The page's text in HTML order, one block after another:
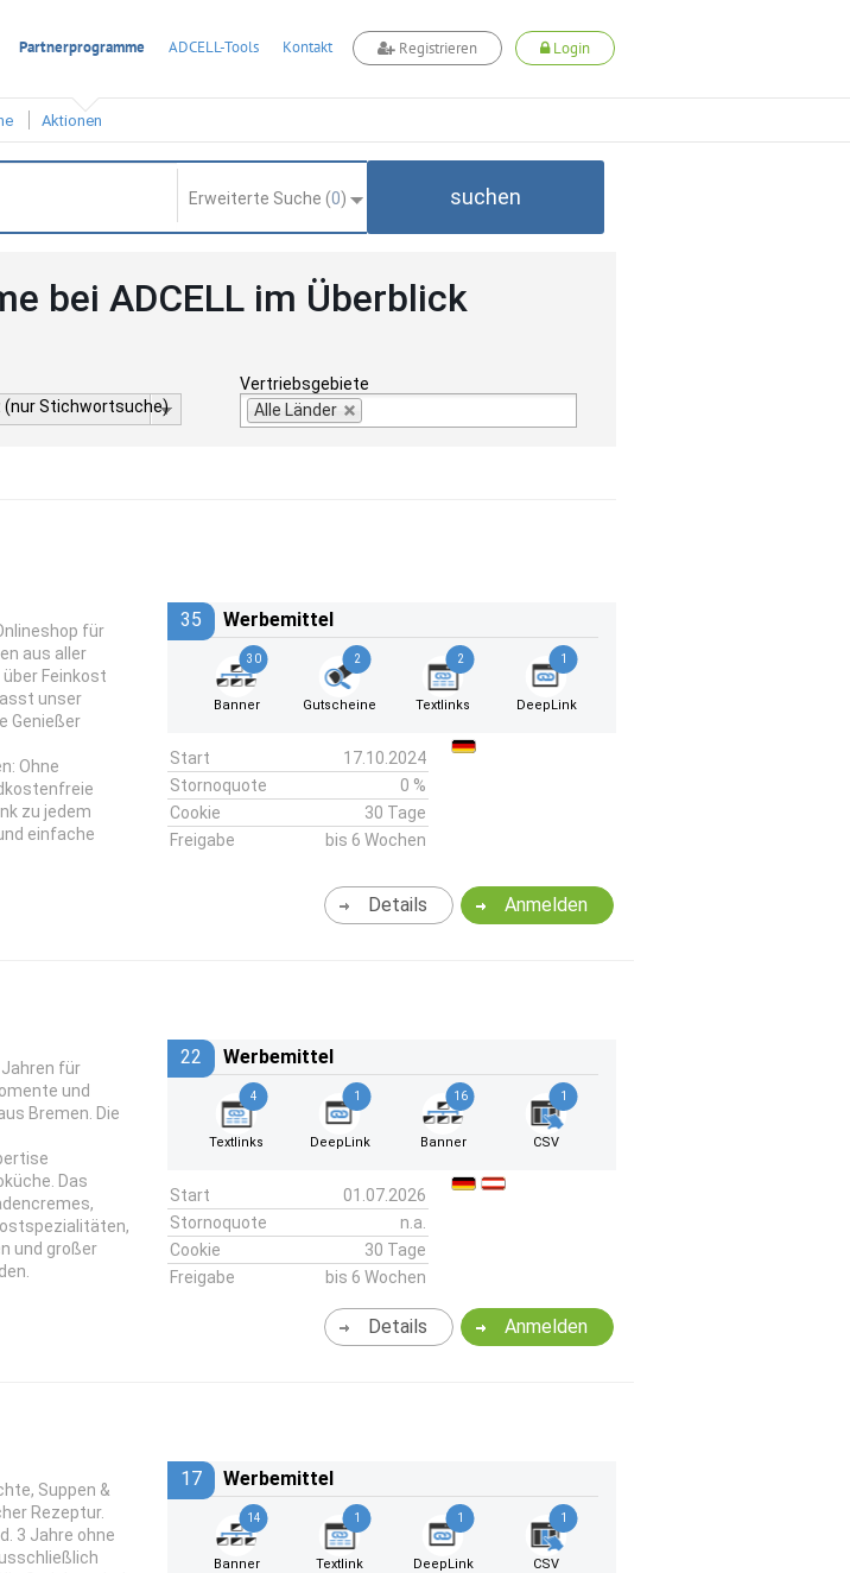
Partnerprogramme ADCELL-Tools Kontakt Registrieren Login
Aktionen
Erweiterte Suche (0) suchen
bei ADCELL im Überblick
(nur Stichwortsuche)
Vertriebsgebiete
Alle Länder
für
aus aller
Feinkost
unser
Genießer
Ohne
zu jedem
einfache
35 Werbemittel
30
Banner
2
Gutscheine
2
Textlinks
1
DeepLink
Start
17.10.2024
Stornoquote
0 %
Cookie
30 Tage
Freigabe
bis 6 Wochen
Anmelden
Details
für
und
Bremen. Die
Das
und großer
22 Werbemittel
4
Textlinks
1
DeepLink
16
Banner
1
CSV
Start
01.07.2026
Stornoquote
n.a.
Cookie
30 Tage
Freigabe
bis 6 Wochen
Anmelden
Details
Suppen &
Rezeptur.
3 Jahre ohne
17 Werbemittel
14
Banner
1
Textlink
1
DeepLink
1
CSV